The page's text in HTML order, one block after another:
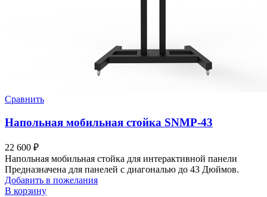
Сравнить
Напольная мобильная стойка SNMP-43
22 600 ₽
Напольная мобильная стойка для интерактивной панели
Предназначена для панелей с диагональю до 43 Дюймов.
Добавить в пожелания
В корзину